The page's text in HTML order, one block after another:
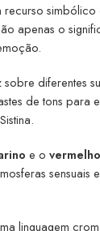
apenas o
diferentes
de tons para
e o
sensuais
linguagem